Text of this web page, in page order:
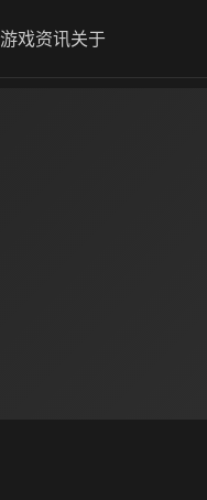
游戏资讯关于